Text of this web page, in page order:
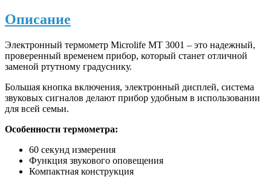
Описание
Электронный термометр Microlife MT 3001 – это надежный,
проверенный временем прибор, который станет отличной
заменой ртутному градуснику.
Большая кнопка включения, электронный дисплей, система
звуковых сигналов делают прибор удобным в использовании
для всей семьи.
Особенности термометра:
60 секунд измерения
Функция звукового оповещения
Компактная конструкция